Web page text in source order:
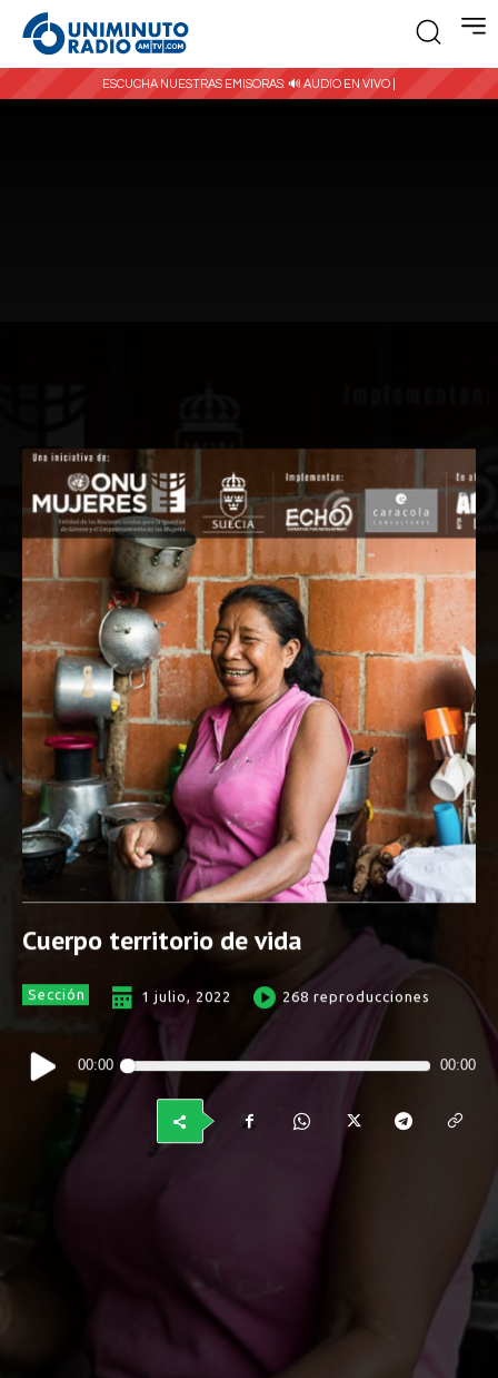
ESCUCHA NUESTRAS EMISORAS: 🔊 AUDIO EN VIVO |
Cuerpo territorio de vida
Sección 1 julio, 2022 268 reproducciones
Reproductor
de
00:00 00:00